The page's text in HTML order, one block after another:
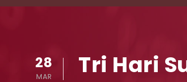
28
MAR Tri Hari